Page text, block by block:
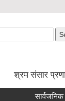
श्रम संसार
सार्वजनिक